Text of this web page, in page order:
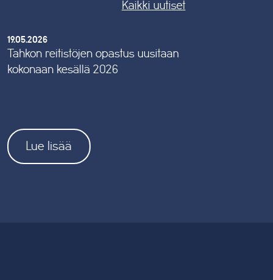
Kaikki uutiset
19.05.2026
Tahkon reitistöjen opastus uusitaan
kokonaan kesällä 2026
Lue lisää